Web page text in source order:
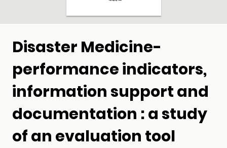
Disaster Medicine-
performance indicators,
information support and
documentation : a study
of an evaluation tool